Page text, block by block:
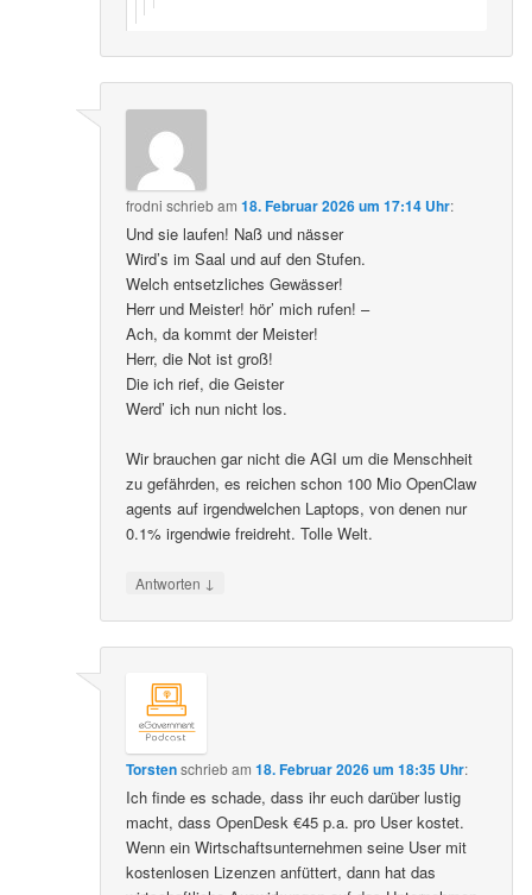
frodni schriebam18. Februar 2026 um 17:14 Uhr:
Und sie laufen! Naß und nässer
Wird’s im Saal und auf den Stufen.
Welch entsetzliches Gewässer!
Herr und Meister! hör’ mich rufen! –
Ach, da kommt der Meister!
Herr, die Not ist groß!
Die ich rief, die Geister
Werd’ ich nun nicht los.
Wir brauchen gar nicht die AGI um die Menschheit
zu gefährden, es reichen schon 100 Mio OpenClaw
agents auf irgendwelchen Laptops, von denen nur
0.1% irgendwie freidreht. Tolle Welt.
Antworten ↓
Torstenschriebam18. Februar 2026 um 18:35 Uhr:
Ich finde es schade, dass ihr euch darüber lustig
macht, dass OpenDesk €45 p.a. pro User kostet.
Wenn ein Wirtschaftsunternehmen seine User mit
kostenlosen Lizenzen anfüttert, dann hat das